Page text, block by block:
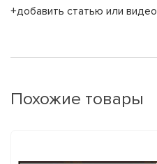
+добавить статью или видео
Похожие товары